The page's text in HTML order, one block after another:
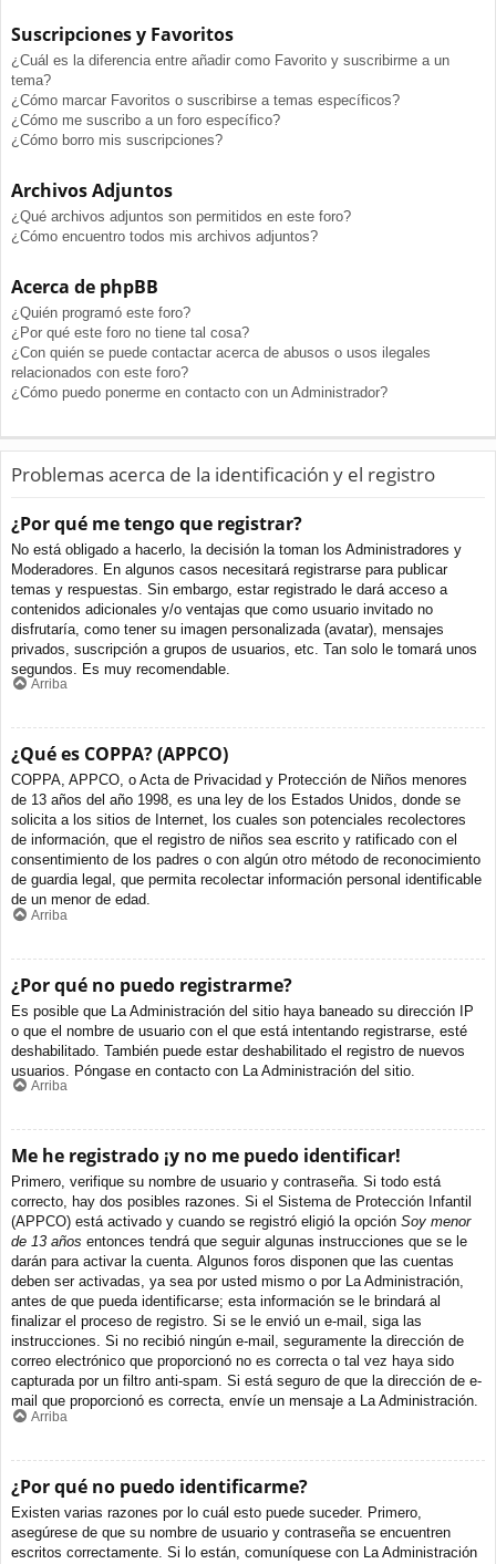
Suscripciones y Favoritos
¿Cuál es la diferencia entre añadir como Favorito y suscribirme a un
tema?
¿Cómo marcar Favoritos o suscribirse a temas específicos?
¿Cómo me suscribo a un foro específico?
¿Cómo borro mis suscripciones?
Archivos Adjuntos
¿Qué archivos adjuntos son permitidos en este foro?
¿Cómo encuentro todos mis archivos adjuntos?
Acerca de phpBB
¿Quién programó este foro?
¿Por qué este foro no tiene tal cosa?
¿Con quién se puede contactar acerca de abusos o usos ilegales
relacionados con este foro?
¿Cómo puedo ponerme en contacto con un Administrador?
Problemas acerca de la identificación y el registro
¿Por qué me tengo que registrar?
No está obligado a hacerlo, la decisión la toman los Administradores y
Moderadores. En algunos casos necesitará registrarse para publicar
temas y respuestas. Sin embargo, estar registrado le dará acceso a
contenidos adicionales y/o ventajas que como usuario invitado no
disfrutaría, como tener su imagen personalizada (avatar), mensajes
privados, suscripción a grupos de usuarios, etc. Tan solo le tomará unos
segundos. Es muy recomendable.
Arriba
¿Qué es COPPA? (APPCO)
COPPA, APPCO, o Acta de Privacidad y Protección de Niños menores
de 13 años del año 1998, es una ley de los Estados Unidos, donde se
solicita a los sitios de Internet, los cuales son potenciales recolectores
de información, que el registro de niños sea escrito y ratificado con el
consentimiento de los padres o con algún otro método de reconocimiento
de guardia legal, que permita recolectar información personal identificable
de un menor de edad.
Arriba
¿Por qué no puedo registrarme?
Es posible que La Administración del sitio haya baneado su dirección IP
o que el nombre de usuario con el que está intentando registrarse, esté
deshabilitado. También puede estar deshabilitado el registro de nuevos
usuarios. Póngase en contacto con La Administración del sitio.
Arriba
Me he registrado ¡y no me puedo identificar!
Primero, verifique su nombre de usuario y contraseña. Si todo está
correcto, hay dos posibles razones. Si el Sistema de Protección Infantil
(APPCO) está activado y cuando se registró eligió la opción Soy menor
de 13 años entonces tendrá que seguir algunas instrucciones que se le
darán para activar la cuenta. Algunos foros disponen que las cuentas
deben ser activadas, ya sea por usted mismo o por La Administración,
antes de que pueda identificarse; esta información se le brindará al
finalizar el proceso de registro. Si se le envió un e-mail, siga las
instrucciones. Si no recibió ningún e-mail, seguramente la dirección de
correo electrónico que proporcionó no es correcta o tal vez haya sido
capturada por un filtro anti-spam. Si está seguro de que la dirección de e-
mail que proporcionó es correcta, envíe un mensaje a La Administración.
Arriba
¿Por qué no puedo identificarme?
Existen varias razones por lo cuál esto puede suceder. Primero,
asegúrese de que su nombre de usuario y contraseña se encuentren
escritos correctamente. Si lo están, comuníquese con La Administración